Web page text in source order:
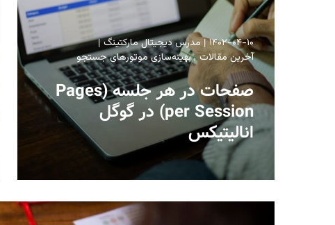
۱۴۰۲-۰۴-۱۰ مدرس دیجیتال مارکتینگ
آخرین مقالات بهینه‌سازی موتورهای جستجو
صفحات در هر جلسه (Pages
per Session) در گوگل
انالیتیکس